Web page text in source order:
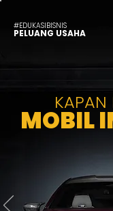
#EDUKASIBISNIS
PELUANG USAHA
KAPAN
MOBIL